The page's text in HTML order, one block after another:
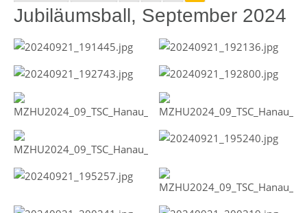
Jubiläumsball, September 2024